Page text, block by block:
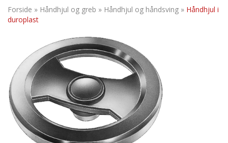
Forside » Håndhjul og greb » Håndhjul og håndsving » Håndhjul i
duroplast